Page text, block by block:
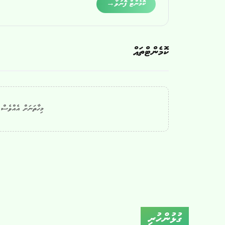
ކޮމެންޓް ފޮނުވާ→
ކޮމެންޓްތައް
މިހާތަނަށް އެއްވެސް
ގުޅުންހުރި